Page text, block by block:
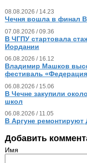
08.08.2026 / 14.23
Чечня вошла в финал
07.08.2026 / 09.36
В ЧГПУ стартовала
Иордании
06.08.2026 / 16.12
Владимир Машков
фестиваль
06.08.2026 / 15.06
В Чечне закупили
школ
06.08.2026 / 11.05
В Аргуне ремонтируют
Добавить
Имя